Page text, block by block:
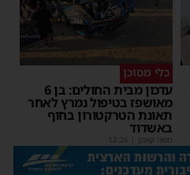
כלי מסוכן
עדכון מבית החולים: בן 6
מאושפז בטיפול נמרץ לאחר
תאונת הטרקטורון בחוף
באשדוד
משה קאהן 12:26